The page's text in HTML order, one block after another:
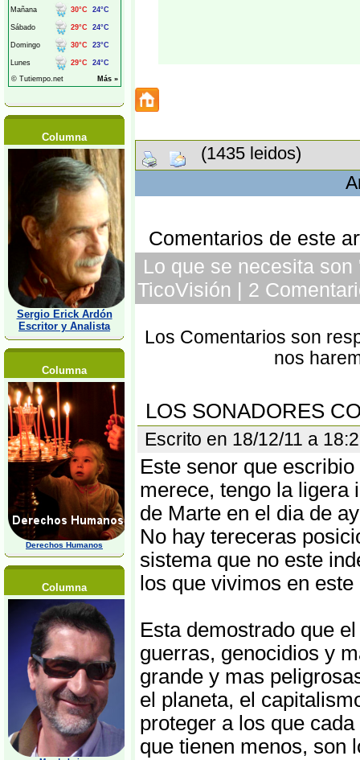
Columna
Sergio Erick Ardón
Escritor y Analista
Columna
Derechos Humanos
Columna
(1435 leidos)
Comentarios de este
Lo que se necesita
TicoVisión | 2
Los Comentarios son
nos
LOS SONADORES
Escrito en 18/12/11 a
Este senor que
merece, tengo la ligera
de Marte en el dia de
No hay tereceras
sistema que no este
los que vivimos en
Esta demostrado que
guerras, genocidios y
grande y mas
el planeta, el
proteger a los que
que tienen menos, son